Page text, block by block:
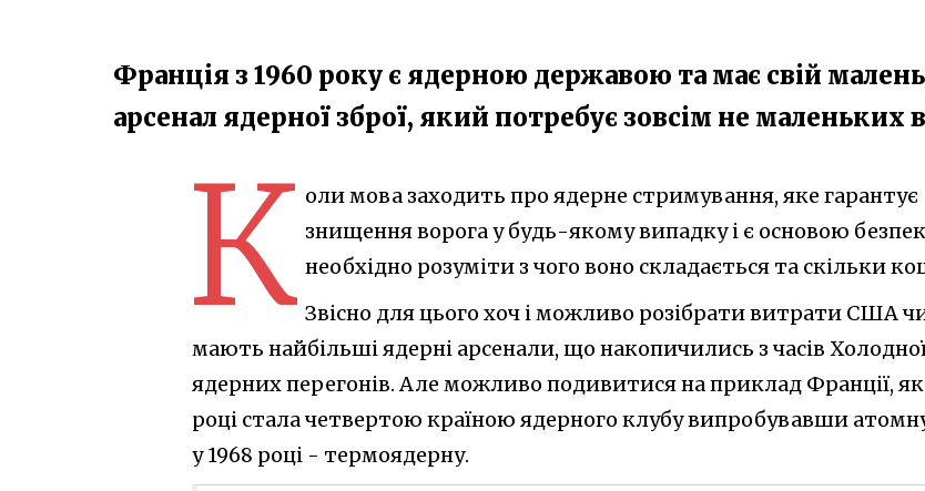
Франція з 1960 року є ядерною державою та має свій
арсенал ядерної зброї, який потребує зовсім не маленьких
К оли мова заходить про ядерне стримування, яке гарантує
знищення ворога у будь-якому випадку і є основою
необхідно розуміти з чого воно складається та скільки
Звісно для цього хоч і можливо розібрати витрати США
мають найбільші ядерні арсенали, що накопичились з часів
ядерних перегонів. Але можливо подивитися на приклад Франції,
році стала четвертою країною ядерного клубу випробувавши
у 1968 році - термоядерну.